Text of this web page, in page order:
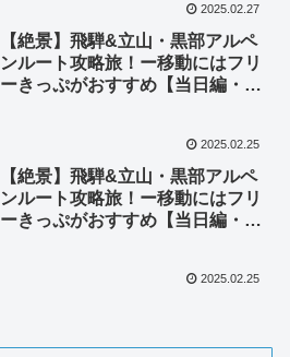
2025.02.27
【絶景】飛騨&立山・黒部アルペ
ンルート攻略旅！ー移動にはフリ
ーきっぷがおすすめ【当日編・2
2025.02.25
【絶景】飛騨&立山・黒部アルペ
ンルート攻略旅！ー移動にはフリ
ーきっぷがおすすめ【当日編・1
2025.02.25